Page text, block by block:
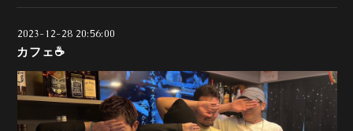
2023-12-28 20:56:00
カフェ☕